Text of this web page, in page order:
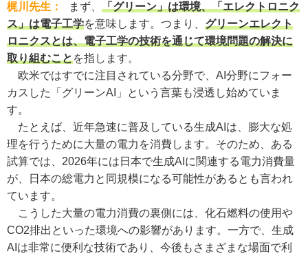
梶川先生： まず、 「グリーン」は環境、「エレクトロニク
ス」は電子工学を意味します。つまり、 グリーンエレクト
ロニクスとは、電子工学の技術を通じて環境問題の解決に
取り組むことを指します。
欧米ではすでに注目されている分野で、AI分野にフォー
カスした「グリーンAI」という言葉も浸透し始めていま
す。
たとえば、近年急速に普及している生成AIは、膨大な処
理を行うために大量の電力を消費します。そのため、ある
試算では、2026年には日本で生成AIに関連する電力消費量
が、日本の総電力と同規模になる可能性があるとも言われ
ています。
こうした大量の電力消費の裏側には、化石燃料の使用や
CO2排出といった環境への影響があります。一方で、生成
AIは非常に便利な技術であり、今後もさまざまな場面で利